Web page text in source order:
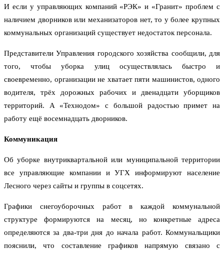
И если у управляющих компаний «РЭК» и «Гранит» проблем с
наличием дворников или механизаторов нет, то у более крупных
коммунальных организаций существует недостаток персонала.
Представители Управления городского хозяйства сообщили, для
того, чтобы уборка улиц осуществлялась быстро и
своевременно, организации не хватает пяти машинистов, одного
водителя, трёх дорожных рабочих и двенадцати уборщиков
территорий. А «Технодом» с большой радостью примет на
работу ещё восемнадцать дворников.
Коммуникация
Об уборке внутриквартальной или муниципальной территории
все управляющие компании и УГХ информируют население
Лесного через сайты и группы в соцсетях.
Графики снегоуборочных работ в каждой коммунальной
структуре формируются на месяц, но конкретные адреса
определяются за два-три дня до начала работ. Коммунальщики
пояснили, что составление графиков напрямую связано с